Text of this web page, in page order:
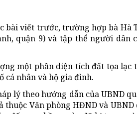
bài viết trước, trường hợp bà Hà
quận 9) và tập thể người dân
một phần diện tích đất tọa lạc
cá nhân và hộ gia đình.
lý theo hướng dẫn của UBND
Văn phòng HĐND và UBND